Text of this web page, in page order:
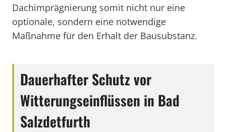
Dachimprägnierung somit nicht nur eine
optionale, sondern eine notwendige
Maßnahme für den Erhalt der Bausubstanz.
Dauerhafter Schutz vor
Witterungseinflüssen in Bad
Salzdetfurth